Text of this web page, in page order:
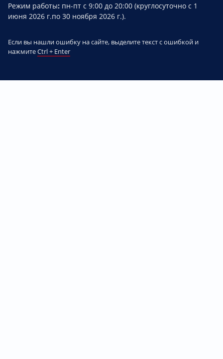
Режим работы: пн-пт с 9:00 до 20:00 (круглосуточно с 1
июня 2026 г.по 30 ноября 2026 г.).
Если вы нашли ошибку на сайте, выделите текст с ошибкой и
нажмитеCtrl + Enter